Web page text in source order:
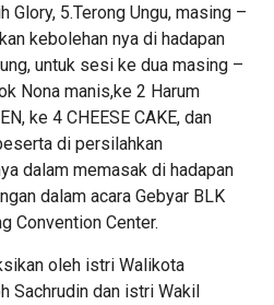
Glory, 5.Terong Ungu, masing –
kebolehan nya di hadapan
untuk sesi ke dua masing –
Nona manis,ke 2 Harum
ke 4 CHEESE CAKE, dan
di persilahkan
dalam memasak di hadapan
dalam acara Gebyar BLK
Convention Center.
oleh istri Walikota
Sachrudin dan istri Wakil